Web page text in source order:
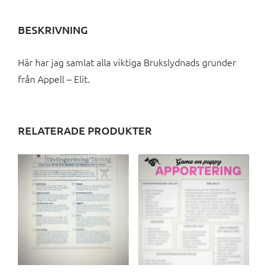
BESKRIVNING
Här har jag samlat alla viktiga Brukslydnads grunder
från Appell – Elit.
RELATERADE PRODUKTER